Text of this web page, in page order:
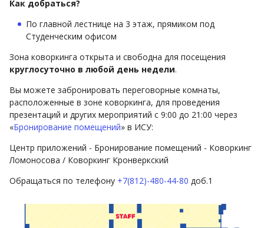
Как добраться?
По главной лестнице на 3 этаж, прямиком под
Студенческим офисом
Зона коворкинга открыта и свободна для посещения
круглосуточно в любой день недели.
Вы можете забронировать переговорные комнаты,
расположенные в зоне коворкинга, для проведения
презентаций и других мероприятий с 9:00 до 21:00 через
«Бронирование помещений» в ИСУ:
Центр приложений - Бронирование помещений - Коворкинг
Ломоносова / Коворкинг Кронверкский
Обращаться по телефону +7(812)-480-44-80 доб.1